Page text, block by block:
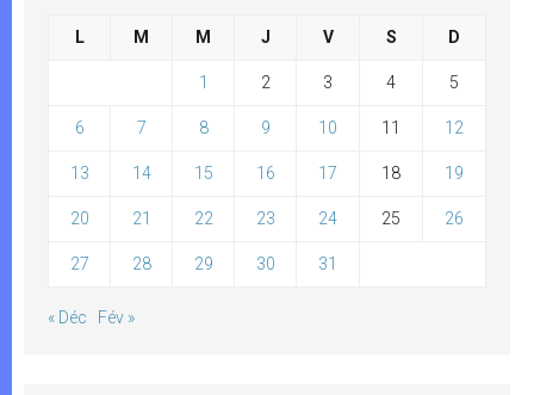
L M M J V S D
1 2 3 4 5
6 7 8 9 10 11 12
13 14 15 16 17 18 19
20 21 22 23 24 25 26
27 28 29 30 31
« Déc Fév »